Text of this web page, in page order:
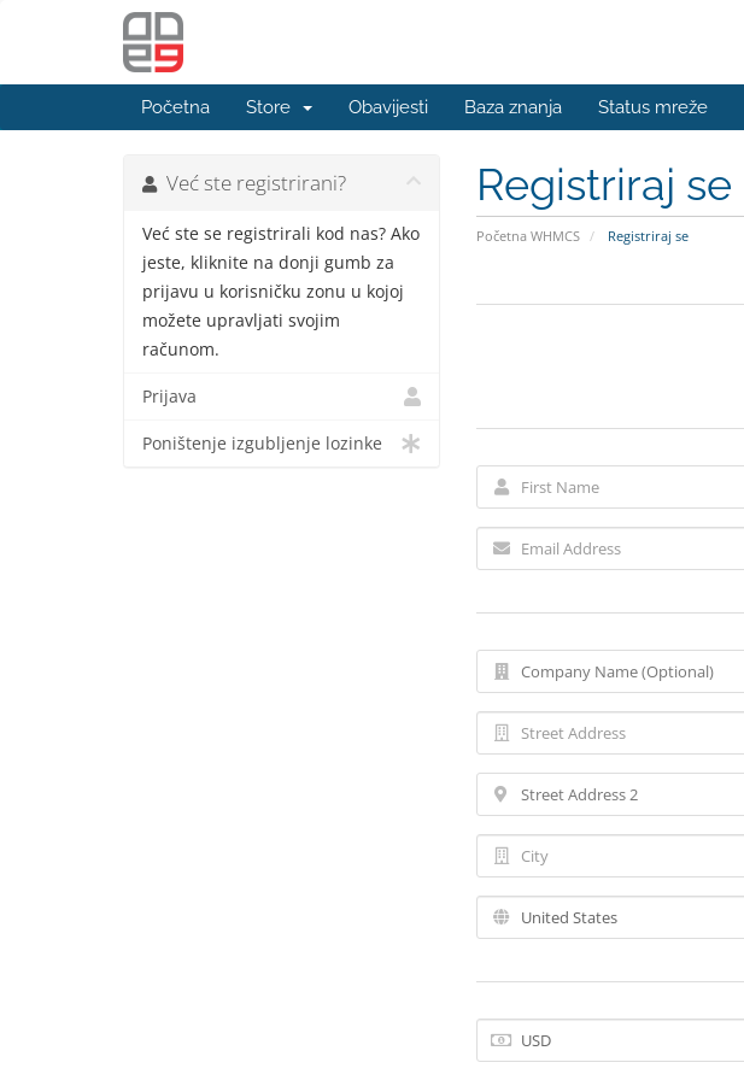
Početna Store Obavijesti Baza znanja Status mreže
Registriraj se
Početna WHMCS Registriraj se
Već ste registrirani?
Već ste se registrirali kod nas? Ako
jeste, kliknite na donji gumb za
prijavu u korisničku zonu u kojoj
možete upravljati svojim
računom.
Prijava
Poništenje izgubljenje lozinke